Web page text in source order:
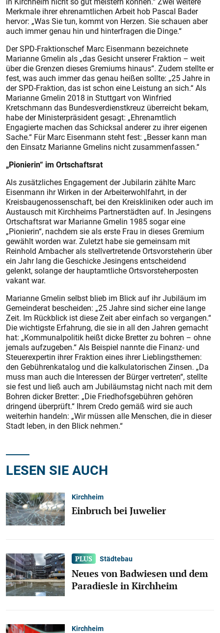
Merkmale ihrer ehrenamtlichen Arbeit hob Pascal Bader
hervor: „Was Sie tun, kommt von Herzen. Sie schauen aber
auch immer genau hin und hinterfragen die Dinge.“
Der SPD-Fraktionschef Marc Eisenmann bezeichnete
Marianne Gmelin als „das Gesicht unserer Fraktion – weit
über die Grenzen dieses Gremiums hinaus“. Zudem stellte er
fest, was auch immer das genau heißen sollte: „25 Jahre in
der SPD-Fraktion, das ist schon eine Leistung an sich.“ Als
Marianne Gmelin 2018 in Stuttgart von Winfried
Kretschmann das Bundesverdienstkreuz überreicht bekam,
habe der Ministerpräsident gesagt: „Ehrenamtlich
Engagierte machen das Schicksal anderer zu ihrer eigenen
Sache.“ Für Marc Eisenmann steht fest: „Besser kann man
den Einsatz Marianne Gmelins nicht zusammenfassen.“
„Pionierin“ im Ortschaftsrat
Als zusätzliches Engagement der Jubilarin zählte Marc
Eisenmann ihr Wirken in der Arbeiterwohlfahrt, in der
Kreisbaugenossenschaft, bei den Kreiskliniken oder auch im
Austausch mit Kirchheims Partnerstädten auf. In Jesingens
Ortschaftsrat war Marianne Gmelin 1985 sogar eine
„Pionierin“, nachdem sie als erste Frau in dieses Gremium
gewählt worden war. Zuletzt habe sie gemeinsam mit
Reinhold Ambacher als stellvertretende Ortsvorsteherin über
ein Jahr lang die Geschicke Jesingens entscheidend
gelenkt, solange der hauptamtliche Ortsvorsteherposten
vakant war.
Marianne Gmelin selbst blieb im Blick auf ihr Jubiläum im
Gemeinderat bescheiden: „25 Jahre sind sicher eine lange
Zeit. Im Rückblick ist diese Zeit aber einfach so vergangen.“
Die wichtigste Erfahrung, die sie in all den Jahren gemacht
hat: „Kommunalpolitik heißt dicke Bretter zu bohren – ohne
jemals aufzugeben.“ Als Beispiel nannte die Finanz- und
Steuerexpertin ihrer Fraktion eines ihrer Lieblingsthemen:
den Gebührenkatalog und die kalkulatorischen Zinsen. „Da
muss man auch die Interessen der Bürger vertreten“, stellte
sie fest und ließ auch am Jubiläumstag nicht nach mit dem
Bohren dicker Bretter: „Die Friedhofsgebühren gehören
dringend überprüft.“ Ihrem Credo gemäß wird sie auch
weiterhin handeln: „Wir müssen alle Menschen, die in dieser
Stadt leben, in den Blick nehmen.“
LESEN SIE AUCH
Kirchheim
Einbruch bei Juwelier
Städtebau
Neues von Badwiesen und dem
Paradiesle in Kirchheim
Kirchheim